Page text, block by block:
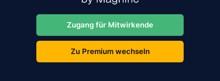
Zugang für Mitwirkende
Zu Premium wechseln